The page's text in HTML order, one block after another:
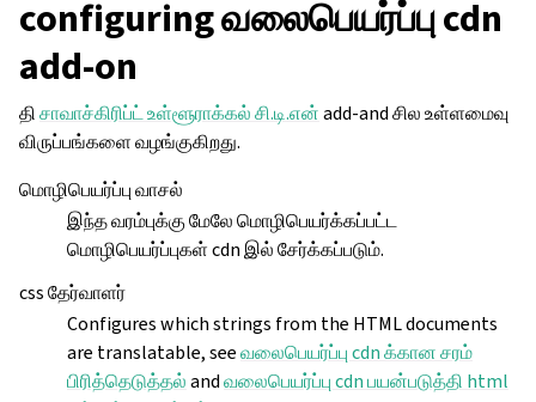
configuring வலைபெயர்ப்பு cdn
add-on
திசாவாச்கிரிப்ட் உள்ளூராக்கல் சி.டி.என்add-and சில உள்ளமைவு
விருப்பங்களை வழங்குகிறது.
மொழிபெயர்ப்பு வாசல்
இந்த வரம்புக்கு மேலே மொழிபெயர்க்கப்பட்ட
மொழிபெயர்ப்புகள் cdn இல் சேர்க்கப்படும்.
css தேர்வாளர்
Configures which strings from the HTML documents
are translatable, seeவலைபெயர்ப்பு cdn க்கான சரம்
பிரித்தெடுத்தல்andவலைபெயர்ப்பு cdn பயன்படுத்தி html